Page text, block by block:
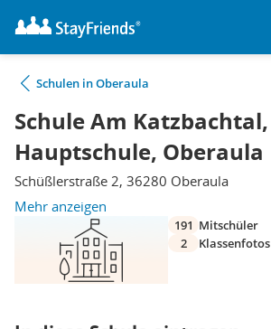
Schulen in Oberaula
Schule Am Katzbachtal,
Hauptschule, Oberaula
Schüßlerstraße 2, 36280 Oberaula
Mehr anzeigen
191 Mitschüler
2
Klassenfotos